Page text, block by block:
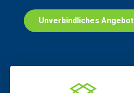
Unverbindliches Angebot